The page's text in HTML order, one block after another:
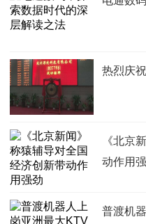
热烈庆
《北京
动作用
普渡机